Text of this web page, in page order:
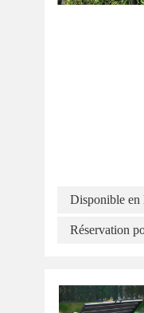
Disponible en
Réservation